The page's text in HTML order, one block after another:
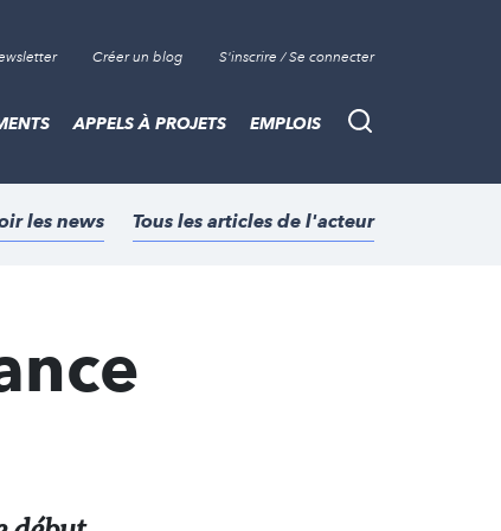
Créer un blog S'inscrire / Se connecter
Recherche
APPELS À PROJETS EMPLOIS
les news Tous les articles de l'acteur